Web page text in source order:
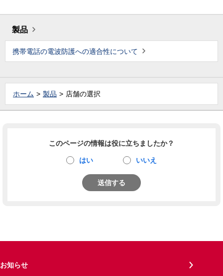
製品
携帯電話の電波防護への適合性について
ホーム 製品 店舗の選択
このページの情報は役に立ちましたか？
はい いいえ
送信する
お知らせ